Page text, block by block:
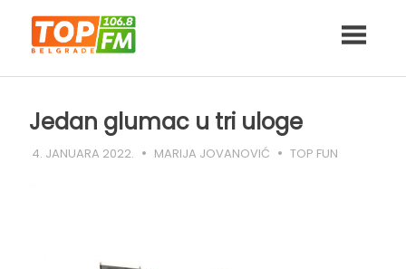
content
Jedan glumac u tri uloge
4. JANUARA 2022. MARIJA JOVANOVIĆ TOP FUN